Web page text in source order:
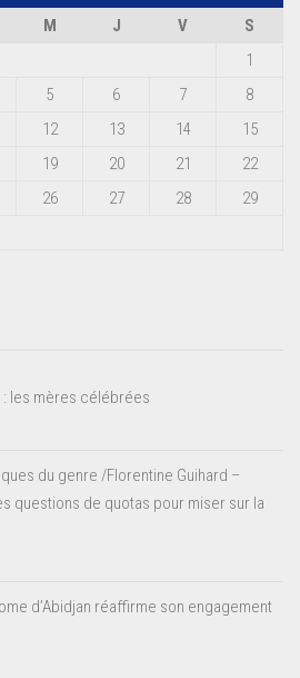
M J V
S
1
5 6 7
8
12 13 14
15
19 20 21
22
26 27 28
29
: les mères célébrées
du genre /Florentine Guihard –
questions de quotas pour miser sur la
d’Abidjan réaffirme son engagement